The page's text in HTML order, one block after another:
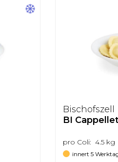
Bischofszell
BI
pro Coli: 4.5 kg
innert 5